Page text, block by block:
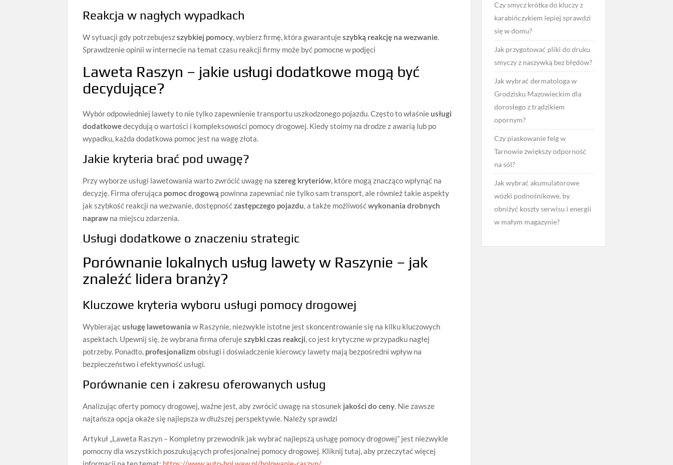
Reakcja w nagłych wypadkach
W sytuacji gdy potrzebujeszszybkiej pomocy, wybierz firmę, która gwarantujeszybką reakcję na wezwanie.
Sprawdzenie opinii w internecie na temat czasu reakcji firmy może być pomocne w podjęci
Laweta Raszyn – jakie usługi dodatkowe mogą być
decydujące?
Wybór odpowiedniej lawety to nie tylko zapewnienie transportu uszkodzonego pojazdu. Często to właśnieusługi
dodatkowedecydują o wartości i kompleksowości pomocy drogowej. Kiedy stoimy na drodze z awarią lub po
wypadku, każda dodatkowa pomoc jest na wagę złota.
Jakie kryteria brać pod uwagę?
Przy wyborze usługi lawetowania warto zwrócić uwagę naszereg kryteriów, które mogą znacząco wpłynąć na
decyzję. Firma oferująca pomoc drogową powinna zapewniać nie tylko sam transport, ale również takie aspekty
jak szybkość reakcji na wezwanie, dostępnośćzastępczego pojazdu, a także możliwośćwykonania drobnych
napraw na miejscu zdarzenia.
Usługi dodatkowe o znaczeniu strategic
Porównanie lokalnych usług lawety w Raszynie – jak
znaleźć lidera branży?
Kluczowe kryteria wyboru usługi pomocy drogowej
Wybierającusługę lawetowania w Raszynie, niezwykle istotne jest skoncentrowanie się na kilku kluczowych
aspektach. Upewnij się, że wybrana firma oferujeszybki czas reakcji, co jest krytyczne w przypadku nagłej
potrzeby. Ponadto, profesjonalizm obsługi i doświadczenie kierowcy lawety mają bezpośredni wpływ na
bezpieczeństwo i efektywność usługi.
Porównanie cen i zakresu oferowanych usług
Analizując oferty pomocy drogowej, ważne jest, aby zwrócić uwagę na stosunek jakości do ceny. Nie zawsze
najtańsza opcja okaże się najlepsza w dłuższej perspektywie. Należy sprawdzi
Artykuł „Laweta Raszyn – Kompletny przewodnik jak wybrać najlepszą usługę pomocy drogowej” jest niezwykle
pomocny dla wszystkich poszukujących profesjonalnej pomocy drogowej. Kliknij tutaj, aby przeczytać więcej
Czy smycz krótka do kluczy z
karabińczykiem lepiej sprawdzi
się w domu?
Jak przygotować pliki do druku
smyczy z naszywką bez błędów?
Jak wybrać dermatologa w
Grodzisku Mazowieckim dla
dorosłego z trądzikiem
opornym?
Czy piaskowanie felg w
Tarnowie zwiększy odporność
na sól?
Jak wybrać akumulatorowe
wózki podnośnikowe, by
obniżyć koszty serwisu i energii
w małym magazynie?